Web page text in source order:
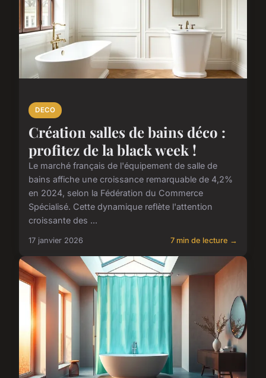
DECO
Création salles de bains déco :
profitez de la black week !
Le marché français de l'équipement de salle de
bains affiche une croissance remarquable de 4,2%
en 2024, selon la Fédération du Commerce
Spécialisé. Cette dynamique reflète l'attention
croissante des ...
17 janvier 2026 7 min de lecture →